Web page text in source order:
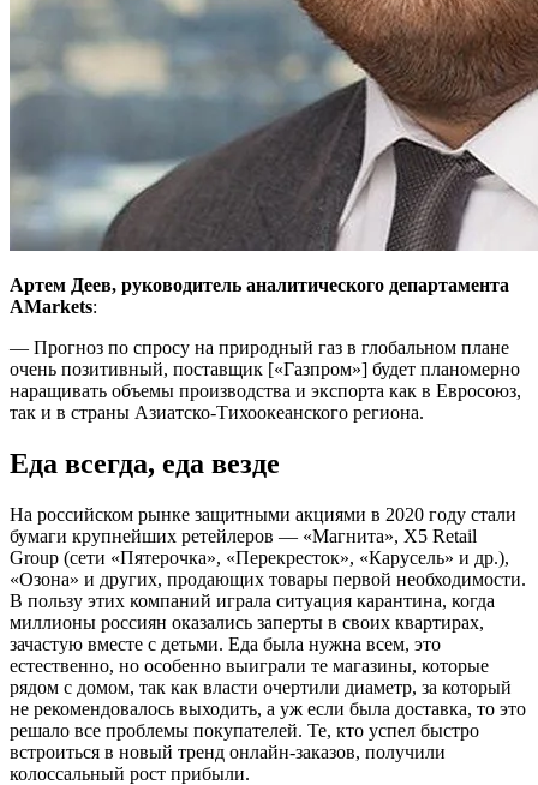
Артем Деев, руководитель аналитического департамента
AMarkets:
— Прогноз по спросу на природный газ в глобальном плане
очень позитивный, поставщик [«Газпром»] будет планомерно
наращивать объемы производства и экспорта как в Евросоюз,
так и в страны Азиатско-Тихоокеанского региона.
Еда всегда, еда везде
На российском рынке защитными акциями в 2020 году стали
бумаги крупнейших ретейлеров — «Магнита», X5 Retail
Group (сети «Пятерочка», «Перекресток», «Карусель» и др.),
«Озона» и других, продающих товары первой необходимости.
В пользу этих компаний играла ситуация карантина, когда
миллионы россиян оказались заперты в своих квартирах,
зачастую вместе с детьми. Еда была нужна всем, это
естественно, но особенно выиграли те магазины, которые
рядом с домом, так как власти очертили диаметр, за который
не рекомендовалось выходить, а уж если была доставка, то это
решало все проблемы покупателей. Те, кто успел быстро
встроиться в новый тренд онлайн-заказов, получили
колоссальный рост прибыли.